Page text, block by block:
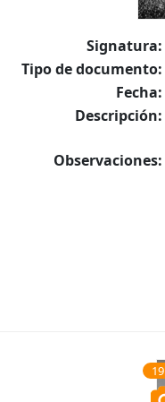
Signatura:
Tipo de documento:
Fecha:
Descripción:
Observaciones:
19